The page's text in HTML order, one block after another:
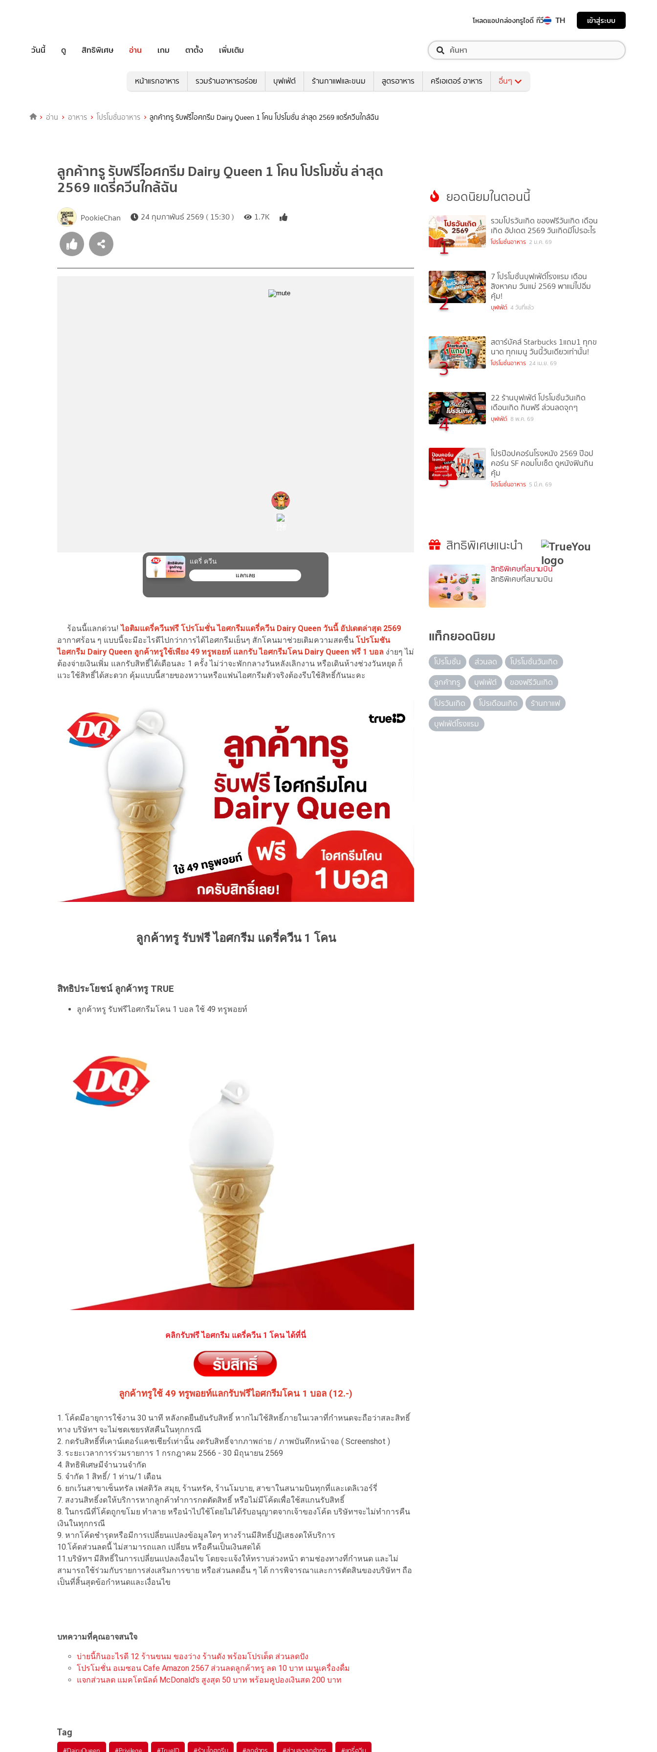
โหลดแอปกล่องทรูไอดี ทีวี TH เข้าสู่ระบบ
วันนี้ ดู สิทธิพิเศษ อ่าน เกม ตาตั้ง เพิ่มเติม
หน้าแรกอาหาร รวมร้านอาหารอร่อย บุฟเฟ่ต์ ร้านกาแฟและขนม สูตรอาหาร ครีเอเตอร์ อาหาร อื่นๆ
อ่าน อาหาร โปรโมชั่นอาหาร ลูกค้าทรู รับฟรีไอศกรีม Dairy Queen 1 โคน โปรโมชั่น ล่าสุด 2569 แดรี่ควีนใกล้ฉัน
ลูกค้าทรู รับฟรีไอศกรีม Dairy Queen 1 โคน โปรโมชั่น ล่าสุด
2569 แดรี่ควีนใกล้ฉัน
PookieChan 24 กุมภาพันธ์ 2569 ( 15:30 ) 1.7K
ร้อนนี้แลกด่วน!ไอติมแดรี่ควีนฟรี โปรโมชั่น ไอศกรีมแดรี่ควีน Dairy Queen วันนี้ อัปเดตล่าสุด 2569
อากาศร้อน ๆ แบบนี้จะมีอะไรดีไปกว่าการได้ไอศกรีมเย็นๆ สักโคนมาช่วยเติมความสดชื่น โปรโมชัน
ไอศกรีม Dairy Queen ลูกค้าทรูใช้เพียง 49 ทรูพอยท์ แลกรับ ไอศกรีมโคน Dairy Queen ฟรี 1 บอล ง่ายๆ ไม่
ต้องจ่ายเงินเพิ่ม แลกรับสิทธิ์ได้เดือนละ 1 ครั้ง ไม่ว่าจะพักกลางวันหลังเลิกงาน หรือเดินห้างช่วงวันหยุด ก็
แวะใช้สิทธิ์ได้สะดวก คุ้มแบบนี้สายของหวานหรือแฟนไอศกรีมตัวจริงต้องรีบใช้สิทธิ์กันนะคะ
ลูกค้าทรู รับฟรี ไอศกรีม แดรี่ควีน 1 โคน
สิทธิประโยชน์ ลูกค้าทรู TRUE
ลูกค้าทรู รับฟรีไอศกรีมโคน 1 บอล ใช้ 49 ทรูพอยท์
คลิกรับฟรี ไอศกรีม แดรี่ควีน 1 โคน ได้ที่นี่
ลูกค้าทรูใช้ 49 ทรูพอยท์แลกรับฟรีไอศกรีมโคน 1 บอล (12.-)
1. โค้ดมีอายุการใช้งาน 30 นาที หลังกดยืนยันรับสิทธิ์ หากไม่ใช้สิทธิ์ภายในเวลาที่กำหนดจะถือว่าสละสิทธิ์
ทาง บริษัทฯ จะไม่ชดเชยรหัสคืนในทุกกรณี
2. กดรับสิทธิ์ที่เคาน์เตอร์แคชเชียร์เท่านั้น งดรับสิทธิ์จากภาพถ่าย / ภาพบันทึกหน้าจอ ( Screenshot )
3. ระยะเวลาการร่วมรายการ 1 กรกฎาคม 2566 - 30 มิถุนายน 2569
4. สิทธิพิเศษมีจำนวนจำกัด
5. จำกัด 1 สิทธิ์/ 1 ท่าน/1 เดือน
6. ยกเว้นสาขาเซ็นทรัล เฟสติวัล สมุย, ร้านทรัค, ร้านโมบาย, สาขาในสนามบินทุกที่และเดลิเวอร์รี่
7. สงวนสิทธิ์งดให้บริการหากลูกค้าทำการกดตัดสิทธิ์ หรือไม่มีโค้ดเพื่อใช้สแกนรับสิทธิ์
8. ในกรณีที่โค้ดถูกขโมย ทำลาย หรือนำไปใช้โดยไม่ได้รับอนุญาตจากเจ้าของโค้ด บริษัทฯจะไม่ทำการคืน
เงินในทุกกรณี
9. หากโค้ดชำรุดหรือมีการเปลี่ยนแปลงข้อมูลใดๆ ทางร้านมีสิทธิ์ปฏิเสธงดให้บริการ
10.โค้ดส่วนลดนี้ ไม่สามารถแลก เปลี่ยน หรือคืนเป็นเงินสดได้
11.บริษัทฯ มีสิทธิ์ในการเปลี่ยนแปลงเงื่อนไข โดยจะแจ้งให้ทราบล่วงหน้า ตามช่องทางที่กำหนด และไม่
สามารถใช้ร่วมกับรายการส่งเสริมการขาย หรือส่วนลดอื่น ๆ ได้ การพิจารณาและการตัดสินของบริษัทฯ ถือ
เป็นที่สิ้นสุดข้อกำหนดและเงื่อนไข
บทความที่คุณอาจสนใจ
บ่ายนี้กินอะไรดี 12 ร้านขนม ของว่าง ร้านดัง พร้อมโปรเด็ด ส่วนลดปัง
โปรโมชั่น อเมซอน Cafe Amazon 2567 ส่วนลดลูกค้าทรู ลด 10 บาท เมนูเครื่องดื่ม
แจกส่วนลด แมคโดนัลด์ McDonald's สูงสุด 50 บาท พร้อมคูปองเงินสด 200 บาท
Tag
ยอดนิยมในตอนนี้
1
รวมโปรวันเกิด ของฟรีวันเกิด เดือน
เกิด อัปเดต 2569 วันเกิดมีโปรอะไร
โปรโมชั่นอาหาร 2 ม.ค. 69
2
7 โปรโมชั่นบุฟเฟ่ต์โรงแรม เดือน
สิงหาคม วันแม่ 2569 พาแม่ไปอิ่ม
คุ้ม!
บุฟเฟ่ต์ 4 วันที่แล้ว
3
สตาร์บัคส์ Starbucks 1แถม1 ทุกข
นาด ทุกเมนู วันนี้วันเดียวเท่านั้น!
โปรโมชั่นอาหาร 24 เม.ย. 69
4
22 ร้านบุฟเฟ่ต์ โปรโมชั่นวันเกิด
เดือนเกิด กินฟรี ส่วนลดจุกๆ
บุฟเฟ่ต์ 8 พ.ค. 69
5
โปรป๊อปคอร์นโรงหนัง 2569 ป๊อป
คอร์น SF คอมโบเซ็ต ดูหนังฟินกิน
คุ้ม
โปรโมชั่นอาหาร 5 มี.ค. 69
สิทธิพิเศษแนะนำ
สิทธิพิเศษที่สนามบิน
สิทธิพิเศษที่สนามบิน
แท็กยอดนิยม
โปรโมชั่น ส่วนลด
โปรโมชั่นวันเกิด
ลูกค้าทรู
บุฟเฟ่ต์
ของฟรีวันเกิด
โปรวันเกิด
โปรเดือนเกิด
ร้านกาแฟ
บุฟเฟ่ต์โรงแรม